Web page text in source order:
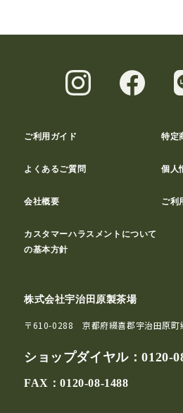
ご利用ガイド 特定
よくあるご質問 個人
会社概要 ご利
カスタマーハラスメントについて
の基本方針
株式会社宇治田原製茶場
〒610-0288 京都府綴喜郡宇治田原町
ショップダイヤル：0120-
FAX：0120-08-1488